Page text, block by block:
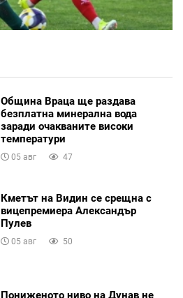
Община Враца ще раздава
безплатна минерална вода
заради очакваните високи
температури
05 авг 47
Кметът на Видин се срещна с
вицепремиера Александър
Пулев
05 авг 50
Пониженото ниво на Дунав не